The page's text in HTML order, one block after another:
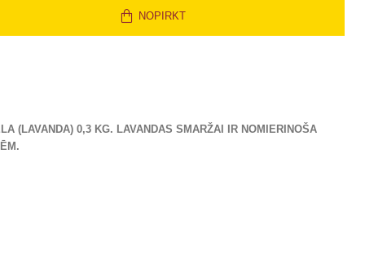
NOPIRKT
(LAVANDA) 0,3 KG. LAVANDAS SMARŽAI IR NOMIERINOŠA